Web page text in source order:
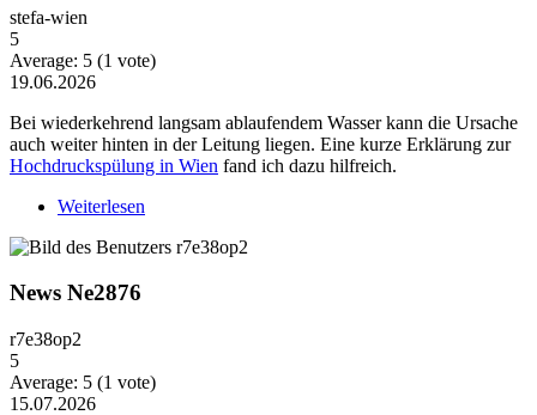
stefa-wien
5
Average: 5 (1 vote)
19.06.2026
Bei wiederkehrend langsam ablaufendem Wasser kann die Ursache
auch weiter hinten in der Leitung liegen. Eine kurze Erklärung zur
Hochdruckspülung in Wien fand ich dazu hilfreich.
Weiterlesen
News Ne2876
r7e38op2
5
Average: 5 (1 vote)
15.07.2026